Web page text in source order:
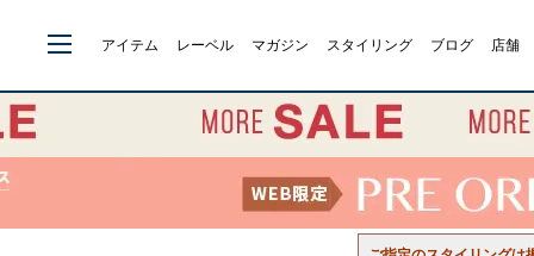
アイテム レーベル マガジン スタイリング ブログ 店舗